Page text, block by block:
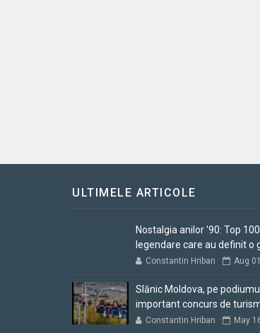
ULTIMELE ARTICOLE
Nostalgia anilor '90: Top
legendare care au definit o
Constantin Hriban Aug
Slănic Moldova, pe
important concurs de
Constantin Hriban May